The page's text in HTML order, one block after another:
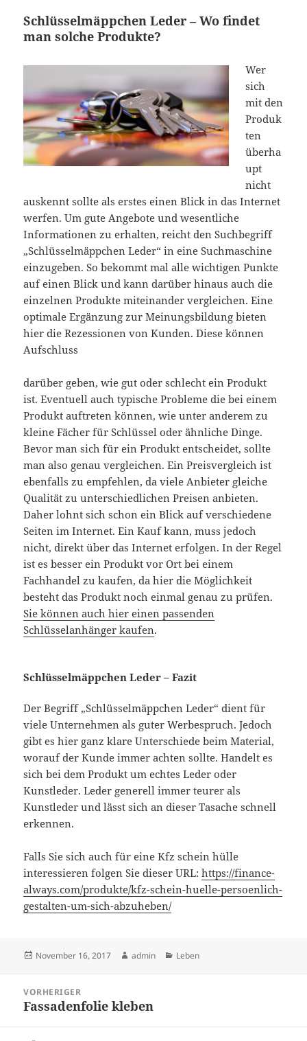
Schlüsselmäppchen Leder – Wo findet
man solche Produkte?
Wer
sich
mit den
Produk
ten
überha
upt
nicht
auskennt sollte als erstes einen Blick in das Internet
werfen. Um gute Angebote und wesentliche
Informationen zu erhalten, reicht den Suchbegriff
„Schlüsselmäppchen Leder“ in eine Suchmaschine
einzugeben. So bekommt mal alle wichtigen Punkte
auf einen Blick und kann darüber hinaus auch die
einzelnen Produkte miteinander vergleichen. Eine
optimale Ergänzung zur Meinungsbildung bieten
hier die Rezessionen von Kunden. Diese können
Aufschluss
darüber geben, wie gut oder schlecht ein Produkt
ist. Eventuell auch typische Probleme die bei einem
Produkt auftreten können, wie unter anderem zu
kleine Fächer für Schlüssel oder ähnliche Dinge.
Bevor man sich für ein Produkt entscheidet, sollte
man also genau vergleichen. Ein Preisvergleich ist
ebenfalls zu empfehlen, da viele Anbieter gleiche
Qualität zu unterschiedlichen Preisen anbieten.
Daher lohnt sich schon ein Blick auf verschiedene
Seiten im Internet. Ein Kauf kann, muss jedoch
nicht, direkt über das Internet erfolgen. In der Regel
ist es besser ein Produkt vor Ort bei einem
Fachhandel zu kaufen, da hier die Möglichkeit
besteht das Produkt noch einmal genau zu prüfen.
Sie können auch hier einen passenden
Schlüsselanhänger kaufen.
Schlüsselmäppchen Leder – Fazit
Der Begriff „Schlüsselmäppchen Leder“ dient für
viele Unternehmen als guter Werbespruch. Jedoch
gibt es hier ganz klare Unterschiede beim Material,
worauf der Kunde immer achten sollte. Handelt es
sich bei dem Produkt um echtes Leder oder
Kunstleder. Leder generell immer teurer als
Kunstleder und lässt sich an dieser Tasache schnell
erkennen.
Falls Sie sich auch für eine Kfz schein hülle
interessieren folgen Sie dieser URL:https://finance-
always.com/produkte/kfz-schein-huelle-persoenlich-
gestalten-um-sich-abzuheben/
Veröffentlicht
November 16, 2017 Autor
admin Kategorien
Leben
VORHERIGER
Vorheriger
Fassadenfolie kleben